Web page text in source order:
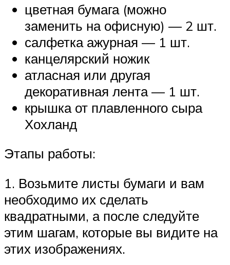
цветная бумага (можно
заменить на офисную) — 2 шт.
салфетка ажурная — 1 шт.
канцелярский ножик
атласная или другая
декоративная лента — 1 шт.
крышка от плавленного сыра
Хохланд
Этапы работы:
1. Возьмите листы бумаги и вам
необходимо их сделать
квадратными, а после следуйте
этим шагам, которые вы видите на
этих изображениях.